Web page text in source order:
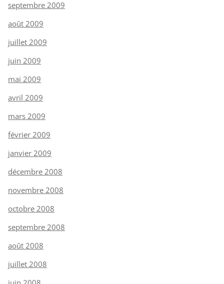
septembre 2009
août 2009
juillet 2009
juin 2009
mai 2009
avril 2009
mars 2009
février 2009
janvier 2009
décembre 2008
novembre 2008
octobre 2008
septembre 2008
août 2008
juillet 2008